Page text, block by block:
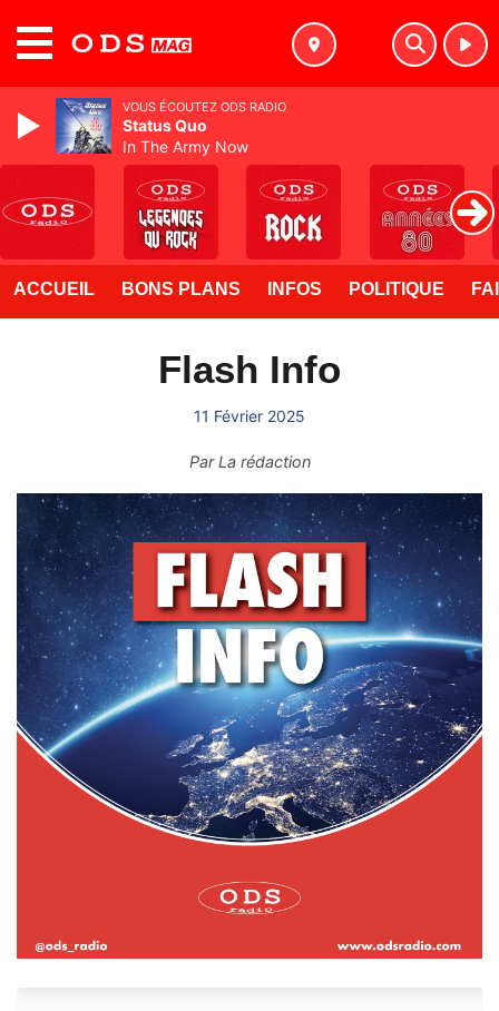
ACCUEIL BONS PLANS INFOS POLITIQUE
Flash Info
11 Février 2025
ParLa rédaction
VOUS ÉCOUTEZ ODS RADIO
Status Quo
In The Army Now